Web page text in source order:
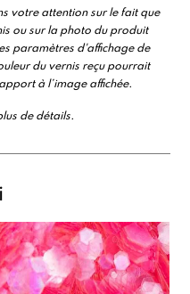
votre attention sur le fait que
ou sur la photo du produit
paramètres d'affichage de
du vernis reçu pourrait
à l’image affichée.
de détails.